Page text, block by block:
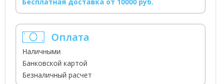
Оплата
Наличными
Банковской картой
Безналичный расчет